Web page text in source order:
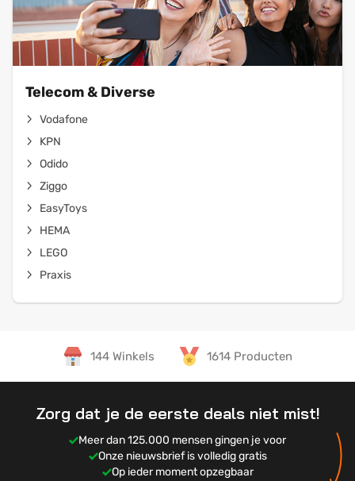
Telecom & Diverse
Vodafone
KPN
Odido
Ziggo
EasyToys
HEMA
LEGO
Praxis
144 Winkels 1614 Producten
Zorg dat je de eerste deals niet mist!
Meer dan 125.000 mensen gingen je voor
Onze nieuwsbrief is volledig gratis
Op ieder moment opzegbaar